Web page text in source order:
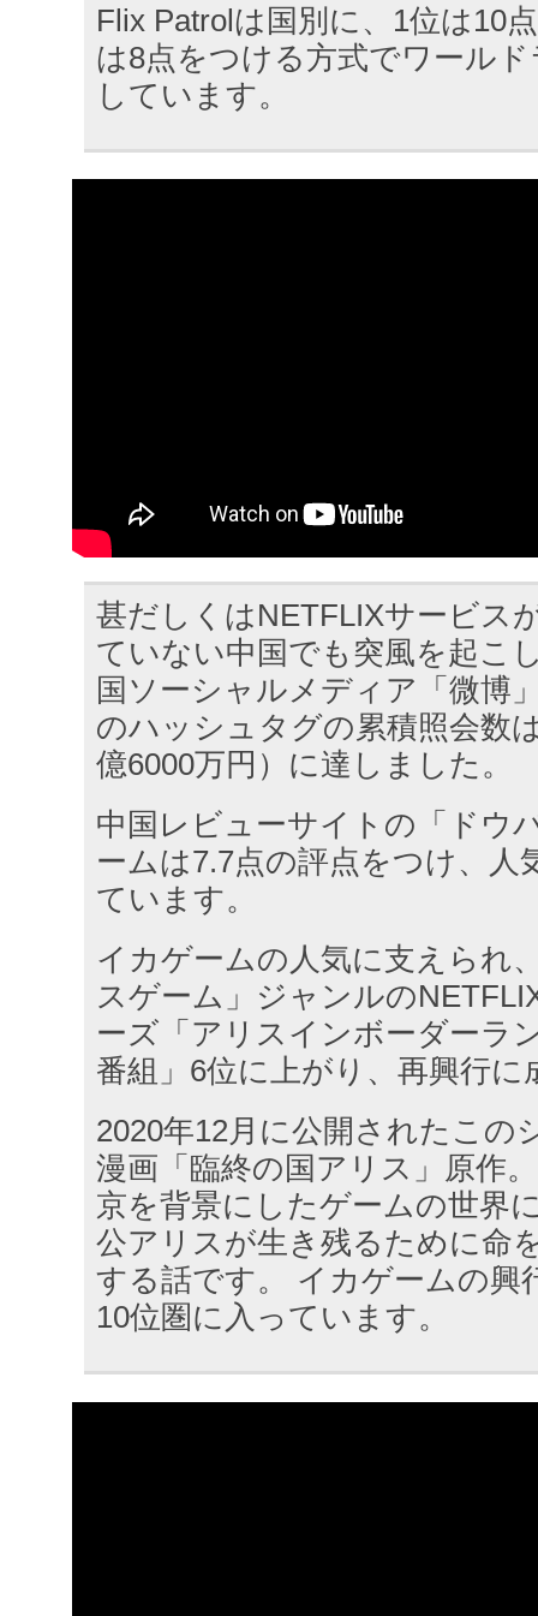
Flix Patrolは国別に、1位は10
は8点をつける方式でワール
しています。
甚だしくはNETFLIXサービス
ていない中国でも突風を起こ
国ソーシャルメディア「微博
のハッシュタグの累積照会数
億6000万円）に達しました。
中国レビューサイトの「ドウ
ームは7.7点の評点をつけ、人
ています。
イカゲームの人気に支えられ
スゲーム」ジャンルの
ーズ「アリスインボーダーラ
番組」6位に上がり、再興行に
2020年12月に公開されたこの
漫画「臨終の国アリス」原作
京を背景にしたゲームの世界
公アリスが生き残るために命
する話です。 イカゲームの興
10位圏に入っています。